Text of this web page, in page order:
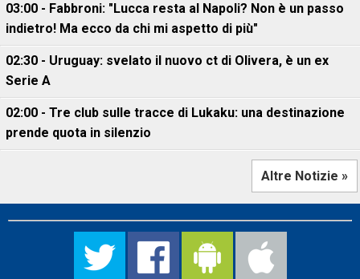
03:00 - Fabbroni: "Lucca resta al Napoli? Non è un passo
indietro! Ma ecco da chi mi aspetto di più"
02:30 - Uruguay: svelato il nuovo ct di Olivera, è un ex
Serie A
02:00 - Tre club sulle tracce di Lukaku: una destinazione
prende quota in silenzio
Altre Notizie »